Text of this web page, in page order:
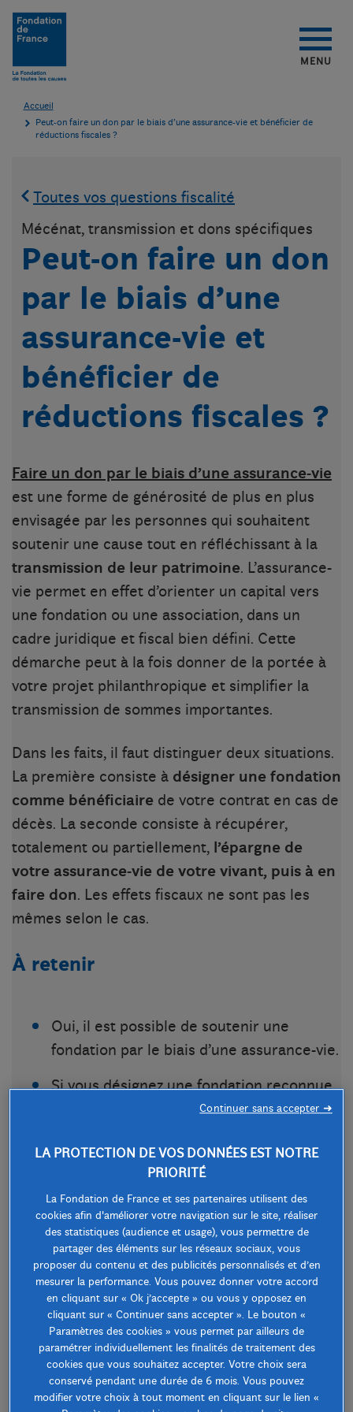
Aller au contenu
Aller au menu
Aller au pied de page
MENU
Accueil
Peut-on faire un don par le biais d’une assurance-vie et bénéficier de
réductions fiscales ?
Toutes vos questions fiscalité
Mécénat, transmission et dons spécifiques
Peut-on faire un don
par le biais d’une
assurance-vie et
bénéficier de
réductions fiscales ?
Faire un don par le biais d’une assurance-vie
est une forme de générosité de plus en plus
envisagée par les personnes qui souhaitent
soutenir une cause tout en réfléchissant à la
transmission de leur patrimoine. L’assurance-
vie permet en effet d’orienter un capital vers
une fondation ou une association, dans un
cadre juridique et fiscal bien défini. Cette
démarche peut à la fois donner de la portée à
votre projet philanthropique et simplifier la
transmission de sommes importantes.
Dans les faits, il faut distinguer deux situations.
La première consiste à désigner une fondation
comme bénéficiaire de votre contrat en cas de
décès. La seconde consiste à récupérer,
totalement ou partiellement, l’épargne de
votre assurance-vie de votre vivant, puis à en
faire don. Les effets fiscaux ne sont pas les
mêmes selon le cas.
À retenir
Oui, il est possible de soutenir une
fondation par le biais d’une assurance-vie.
Si vous désignez une fondation reconnue
d’utilité publique comme bénéficiaire du
transmis est versé hors succession et la
fondation bénéficiaire est exonérée de
droits de mutation à titre gratuit.
Si vous donnez de votre vivant une
somme issue de votre assurance-vie,
après rachat partiel ou total par exemple,
vous entrez alors dans le régime fiscal
habituel des dons aux organismes
d’intérêt général : la réduction d’impôt sur
le revenu est de 66 % du montant donné,
dans la limite de 20 % du revenu
LA PROTECTION DE VOS DONNÉES EST NOTRE
PRIORITÉ
La Fondation de France et ses partenaires utilisent des
cookies afin d'améliorer votre navigation sur le site, réaliser
des statistiques (audience et usage), vous permettre de
partager des éléments sur les réseaux sociaux, vous
proposer du contenu et des publicités personnalisés et d’en
mesurer la performance. Vous pouvez donner votre accord
en cliquant sur « Ok j’accepte » ou vous y opposez en
cliquant sur « Continuer sans accepter ». Le bouton «
Paramètres des cookies » vous permet par ailleurs de
paramétrer individuellement les finalités de traitement des
cookies que vous souhaitez accepter. Votre choix sera
conservé pendant une durée de 6 mois. Vous pouvez
modifier votre choix à tout moment en cliquant sur le lien «
Continuer sans accepter ➜